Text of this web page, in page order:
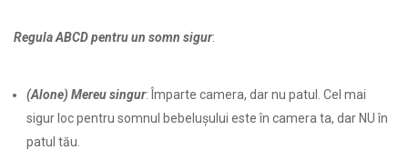
Regula ABCD pentru un somn sigur:
(Alone) Mereu singur: Împarte camera, dar nu patul. Cel mai
sigur loc pentru somnul bebelușului este în camera ta, dar NU în
patul tău.